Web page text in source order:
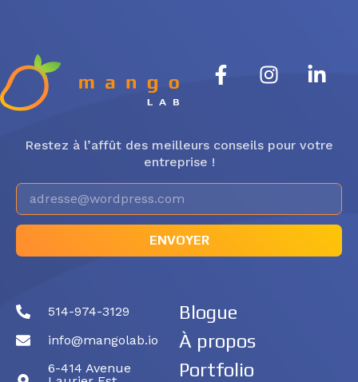
Restez à l’affût des meilleurs conseils pour votre
entreprise !
ENVOYER
514-974-3129
info@mangolab.io
6-414 Avenue
Blogue
À propos
Portfolio